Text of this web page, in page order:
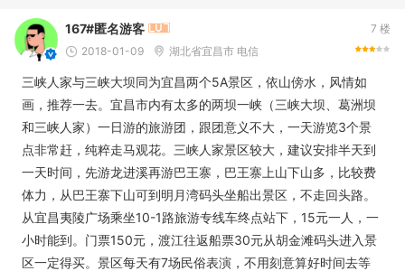
7 楼
167#匿名游客
2018-01-09 湖北省宜昌市 电信
三峡人家与三峡大坝同为宜昌两个5A景区，依山傍水，风情如
画，推荐一去。宜昌市内有太多的两坝一峡（三峡大坝、葛洲坝
和三峡人家）一日游的旅游团，跟团意义不大，一天游览3个景
点非常赶，纯粹走马观花。三峡人家景区较大，建议安排半天到
一天时间，先游龙进溪再游巴王寨，巴王寨上山下山多，比较费
体力，从巴王寨下山可到明月湾码头坐船出景区，不走回头路。
从宜昌夷陵广场乘坐10-1路旅游专线车终点站下，15元一人，一
小时能到。门票150元，渡江往返船票30元从胡金滩码头进入景
区一定得买。景区每天有7场民俗表演，不用刻意算好时间去等